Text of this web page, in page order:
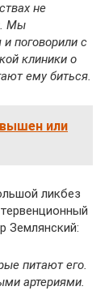
не
Мы
поговорили с
клиники о
ему биться.
или
ликбез
Землянский:
питают его.
артериями.